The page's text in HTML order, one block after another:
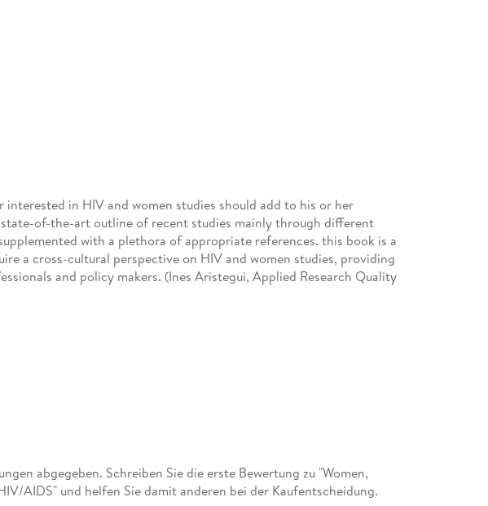
interested in HIV and women studies should add to his or her
of-the-art outline of recent studies mainly through different
with a plethora of appropriate references. this book is a
a cross-cultural perspective on HIV and women studies, providing
and policy makers. (Ines Aristegui, Applied Research Quality
abgegeben. Schreiben Sie die erste Bewertung zu "Women,
AIDS" und helfen Sie damit anderen bei der Kaufentscheidung.